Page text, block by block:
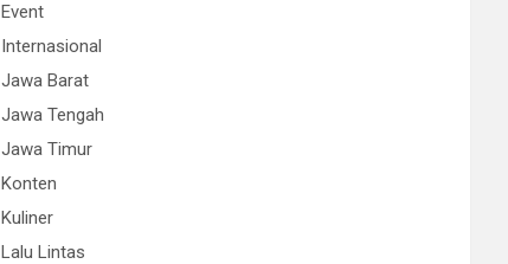
Event
Internasional
Jawa Barat
Jawa Tengah
Jawa Timur
Konten
Kuliner
Lalu Lintas